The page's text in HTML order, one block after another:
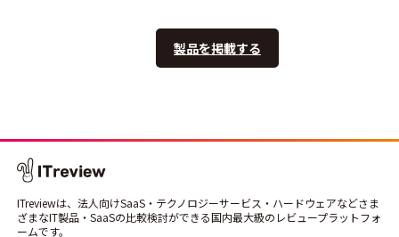
製品を掲載する
ITreviewは、法人向けSaaS・テクノロジーサービス・ハードウェアなどさま
ざまなIT製品・SaaSの比較検討ができる国内最大級のレビュープラットフォ
ームです。